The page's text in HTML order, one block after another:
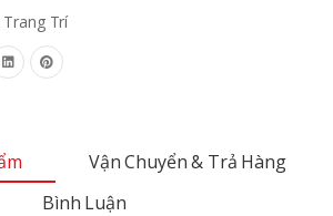
Trang Trí
Vận Chuyển & Trả Hàng
Bình Luận